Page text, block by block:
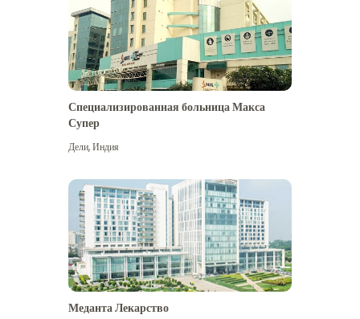
Специализированная больница Макса
Супер
Дели,Индия
Меданта Лекарство